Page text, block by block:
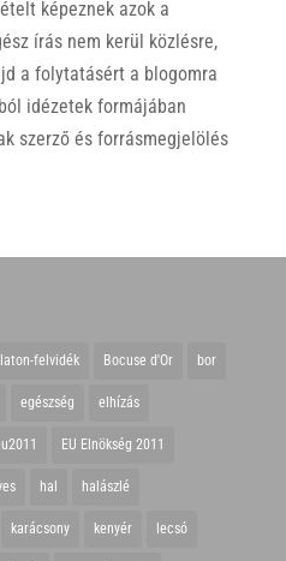
képeznek azok a
írás nem kerül közlésre,
a folytatásért a blogomra
idézetek formájában
szerző és forrásmegjelölés
felvidék Bocuse d'Or bor
egészség elhízás
EU Elnökség 2011
hal halászlé
karácsony kenyér lecsó